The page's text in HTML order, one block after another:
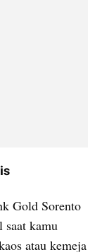
Gold Sorento
saat kamu
atau kemeja